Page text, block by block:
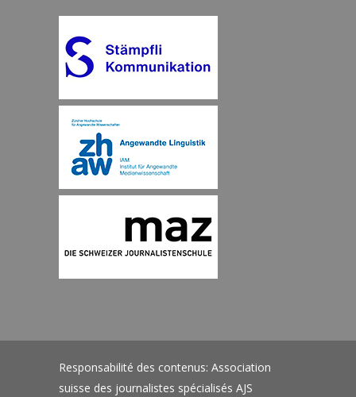
Responsabilité des contenus: Association
suisse des journalistes spécialisés AJS